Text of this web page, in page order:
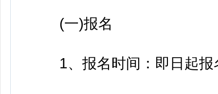
(一)报名
1、报名时间：即日起报